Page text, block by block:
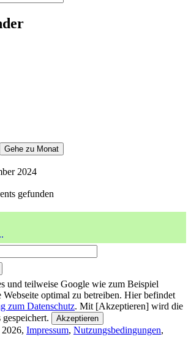
Gehe zu Monat
2024
gefunden
und teilweise Google wie zum Beispiel
Webseite optimal zu betreiben. Hier befindet
zum Datenschutz. Mit [Akzeptieren] wird die
Akzeptieren
Impressum, Nutzungsbedingungen,